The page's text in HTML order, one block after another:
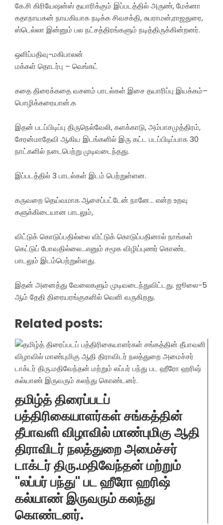
கே.சி கிரியேஷன்ஸ் தயாரிக்கும் இப்படத்தில் அருண், மேக்னா
கதாநாயகன் நாயகியாக நடிக்க சிவசக்தி, சுபராமன்,ராஜதுரை,
ஸ்டெல்லா இன்னும் பல நட்சத்திரங்களும் நடித்திருக்கின்றனர்.
ஒளிப்பதிவு-மகிபாலன்
மக்கள் தொடர்பு – வெங்கட்
கதை திரைக்கதை வசனம் பாடல்கள் இசை தயாரிப்பு இயக்கம்–
பொழிக்கரையான்.க
இதன் படப்பிடிப்பு திருநெல்வேலி, களக்காடு, அம்பாசமுத்திரம்,
சேரன்மாதேவி ஆகிய இடங்களில் இரு கட்ட படப்பிடிப்பாக 30
நாட்களில் நடைபெற்று முடிவடைந்தது.
இப்படத்தில் 3 பாடல்கள் இடம் பெற்றுள்ளன.
கருவறை தெய்வமாக ஆசைப்பட்டேன் நானே… என்ற உறவு
களுக்கிடையான பாடலும்,
விட்டுக் கொடுப்பதில்லை விட்டுக் கொடுப்பதினால் நாங்கள்
கெட்டுப் போவதில்லை…எனும் சமூக விழிப்புணர் கொண்ட
பாடலும் இடம்பெற்றுள்ளது.
இதன் அனைத்து வேலைகளும் முடிவடைந்துவிட்டது. ஜூலை-5
ஆம் தேதி திரையரங்குகளில் வெளி வருகிறது.
Related posts:
தமிழ்த் திரைப்படப்
பத்திரிகையாளர்கள் சங்கத்தின்
தீபாவளி விழாவில் மாண்புமிகு ஆதி
திராவிடர் நலத்துறை அமைச்சர்
டாக்டர் திரு.மதிவேந்தன் மற்றும்
"லப்பர் பந்து" பட ஹீரோ ஹரிஷ்
கல்யாண் இருவரும் கலந்து
கொண்டனர்.